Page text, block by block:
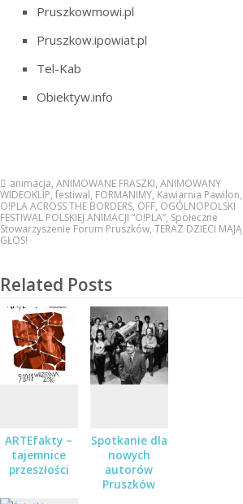
Pruszkowmowi.pl
Pruszkow.ipowiat.pl
Tel-Kab
Obiektyw.info
animacja, ANIMOWANE FRASZKI, ANIMOWANY
WIDEOKLIP, festiwal, FORMANIMY, Kawiarnia Pawilon,
O!PLA ACROSS THE BORDERS, OFF, OGÓLNOPOLSKI
FESTIWAL POLSKIEJ ANIMACJI “O!PLA”, Społeczne
Stowarzyszenie Forum Pruszków, TERAZ DZIECI MAJĄ
GŁOS!
Related Posts
ARTEfakty –
tajemnice
przeszłości
Spotkanie dla
nowych
autorów
Pruszków